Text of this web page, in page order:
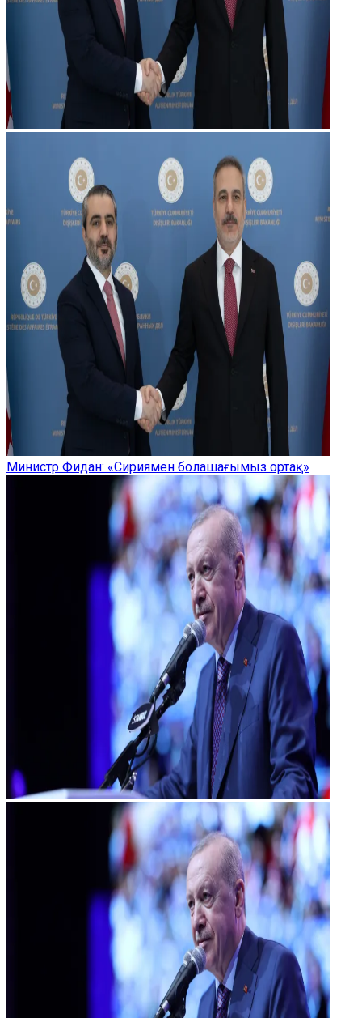
Министр Фидан: «Сириямен болашағымыз ортақ»